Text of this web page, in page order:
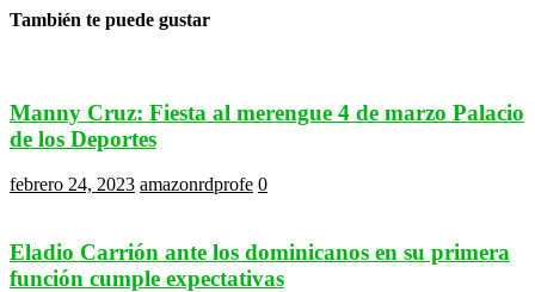
También te puede gustar
Manny Cruz: Fiesta al merengue 4 de marzo Palacio
de los Deportes
febrero 24, 2023 amazonrdprofe 0
Eladio Carrión ante los dominicanos en su primera
función cumple expectativas